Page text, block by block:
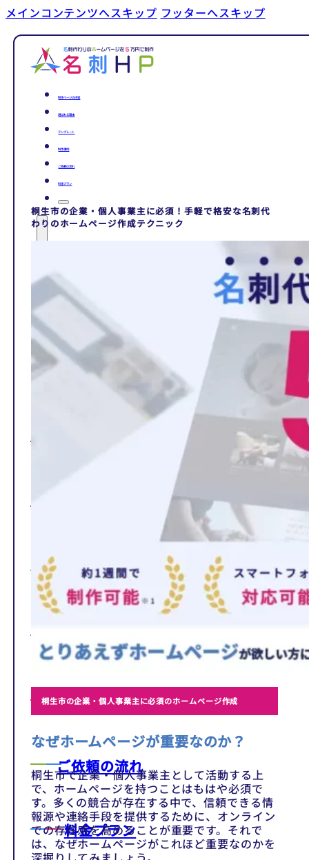
メインコンテンツへスキップ フッターへスキップ
制作ページの内容
選ばれる理由
テンプレート
制作事例
ご依頼の流れ
料金プラン
選ばれる理由
制作事例
ご依頼の流れ
料金プラン
桐生市の企業・個人事業主に必須！手軽で格安な名刺代
わりのホームページ作成テクニック
桐生市の企業・個人事業主に必須のホームページ作成
なぜホームページが重要なのか？
桐生市で企業・個人事業主として活動する上
で、ホームページを持つことはもはや必須で
す。多くの競合が存在する中で、信頼できる情
報源や連絡手段を提供するために、オンライン
での存在感を高めることが重要です。それで
は、なぜホームページがこれほど重要なのかを